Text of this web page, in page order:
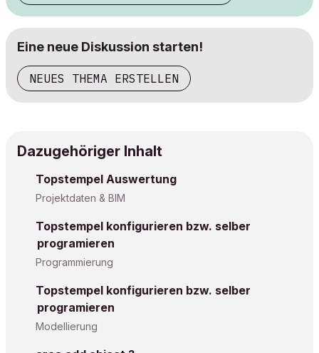
Eine neue Diskussion starten!
NEUES THEMA ERSTELLEN
Dazugehöriger Inhalt
Topstempel Auswertung
Projektdaten & BIM
Topstempel konfigurieren bzw. selber
programieren
Programmierung
Topstempel konfigurieren bzw. selber
programieren
Modellierung